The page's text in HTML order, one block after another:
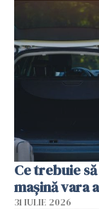
Ce trebuie
mașină vara
31 IULIE 2026